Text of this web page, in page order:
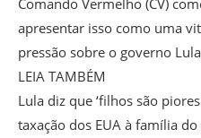
apresentar isso como uma
pressão sobre o governo
LEIA TAMBÉM
Lula diz que ‘filhos são
taxação dos EUA à família